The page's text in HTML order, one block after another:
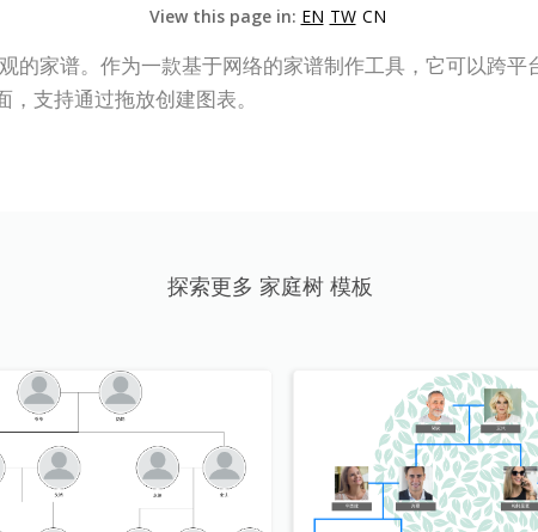
View this page in: EN TW CN
家谱。作为一款基于网络的家谱制作工具，它可以跨
支持通过拖放创建图表。
探索更多 家庭树 模板